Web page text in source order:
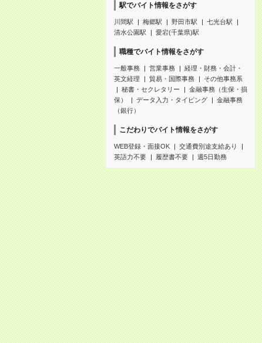
駅でバイト情報をさがす
川間駅 梅郷駅 野田市駅
七光台駅
清水公園駅
愛宕(千葉県)駅
職種でバイト情報をさがす
一般事務 営業事務
経理・財務・会計・
英文経理
貿易・国際事務
その他事務系
秘書・セクレタリー
金融事務（生保・損
保）
データ入力・タイピング
金融事務
（銀行）
こだわりでバイト情報をさがす
WEB登録・面接OK
交通費別途支給あり
英語力不要
履歴書不要 週5日勤務